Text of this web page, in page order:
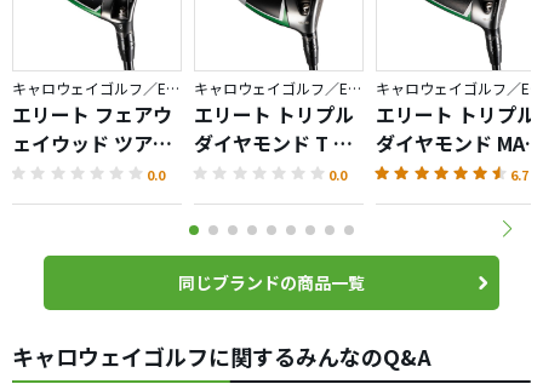
キャロウェイゴルフ／ELYTE
エリート フェアウ
ェイウッド ツアー
バージョン
0.0
キャロウェイゴルフ／ELYTE
エリート トリプル
ダイヤモンド T ド
ライバー
0.0
エリート トリプル
ダイヤモンド MAX
ドライバー
6.7
同じブランドの商品一覧
キャロウェイゴルフに関するみんなのQ&A